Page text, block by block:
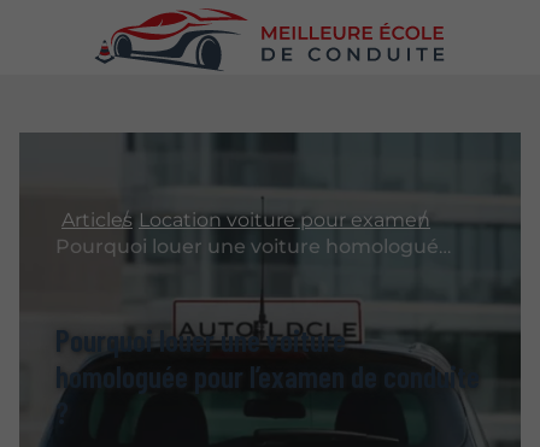
Articles Location voiture pour examen
Pourquoi louer une voiture homologuée pour l’examen de conduite ?
Pourquoi louer une voiture
homologuée pour l’examen de conduite
?